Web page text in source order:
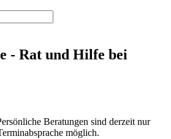
- Rat und Hilfe bei
Beratungen sind derzeit nur
möglich.